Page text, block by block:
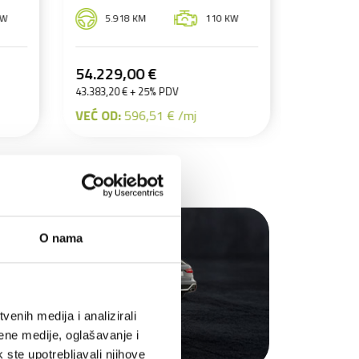
O nama
medija i analizirali
medije, oglašavanje i
ste upotrebljavali njihove
KW 9.222 KM 110 KW
55.573,00 €
44.458,40 € + 25% PDV
VEĆ OD:611,30 € /mj